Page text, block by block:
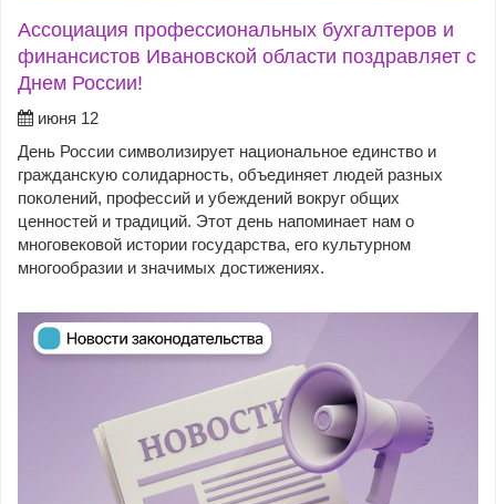
Ассоциация профессиональных бухгалтеров и
финансистов Ивановской области поздравляет с
Днем России!
июня 12
День России символизирует национальное единство и
гражданскую солидарность, объединяет людей разных
поколений, профессий и убеждений вокруг общих
ценностей и традиций. Этот день напоминает нам о
многовековой истории государства, его культурном
многообразии и значимых достижениях.